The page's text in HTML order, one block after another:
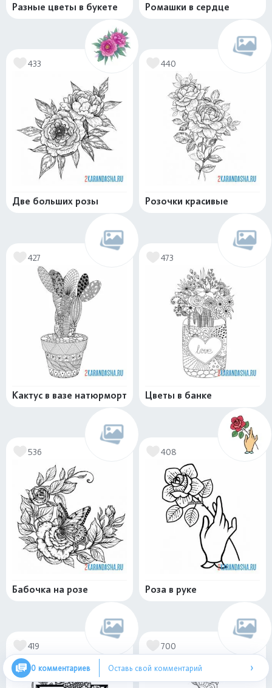
Разные цветы в букете Ромашки в сердце
433
Две больших розы
440
Розочки красивые
427
Кактус в вазе натюрморт
473
Цветы в банке
536
Бабочка на розе
408
Роза в руке
419 700
0 комментариев Оставь свой комментарий ›